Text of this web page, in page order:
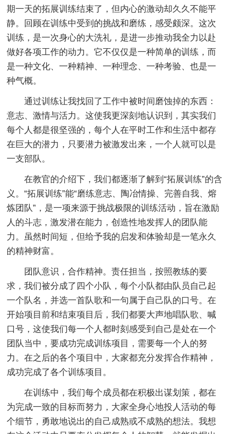
期一天的拓展训练结束了，但内心的激动却久久不能平
静。回顾在训练中受到的挑战和磨练，感受颇深。这次
训练，是一次身心的大洗礼，是进一步推动我全力以赴
做好各项工作的动力。它不仅仅是一种简单的训练，而
是一种文化、一种精神、一种理念、一种考验、也是一
种气概。
通过训练让我找回了工作中被时间磨蚀掉的东西：
意志、激情与活力。这使我更深刻地认识到，其实我们
每个人都是很坚强的，每个人在平时工作和生活中都存
在巨大的潜力，只要潜力被激发出来，一个人就可以是
一支部队。
在教官的介绍下，我们都逐渐了解到“拓展训练”的含
义。“拓展训练”能“磨练意志、陶冶情操、完善自我、熔
炼团队”，是一项来源于挑战极限的训练活动，旨在激励
人的斗志，激发潜在能力，创造性地发挥人的团队能
力。虽然时间短，但给予我的启发和体验却是一笔永久
的精神财富。
团队意识，合作精神。责任担当，按照教练的要
求，我们被分成了四个小队，每个小队都由队员自己起
一个队名，并选一首队歌和一句属于自己队的口号。在
开始项目前和结束项目后，我们都要大声地唱队歌、喊
口号，这使我们每一个人都时刻感受到自己是处在一个
团队当中，要成功完成训练项目，需要每一个人的努
力。在之后的各个项目中，大家都充分发挥合作精神，
成功完成了各个训练项目。
在训练中，我们每个成员都在积极出谋划策，都在
为完成一致的目标而努力，大家全身心地投人活动的每
个细节，勇敢地说出的自己成熟或不成熟的想法。我想